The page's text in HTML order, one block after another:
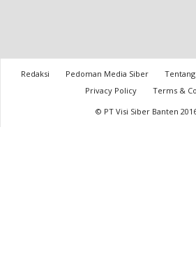
Redaksi Pedoman Media Siber
Privacy Policy
Terms &
© PT Visi Siber Banten